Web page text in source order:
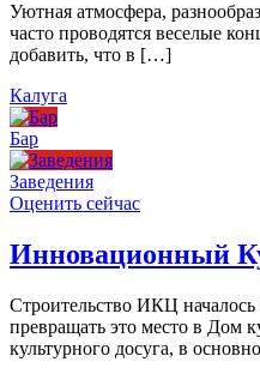
Уютная атмосфера,
часто проводятся веселые
добавить, что в […]
Калуга
Бар
Заведения
Оценить сейчас
Инновационный
Строительство ИКЦ началось
превращать это место в Дом
культурного досуга, в